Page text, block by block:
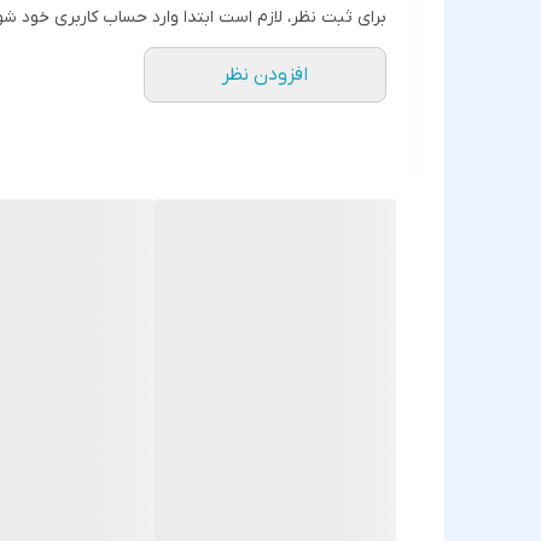
برای ثبت نظر، لازم است ابتدا وارد حساب کاربری خود
افزودن نظر